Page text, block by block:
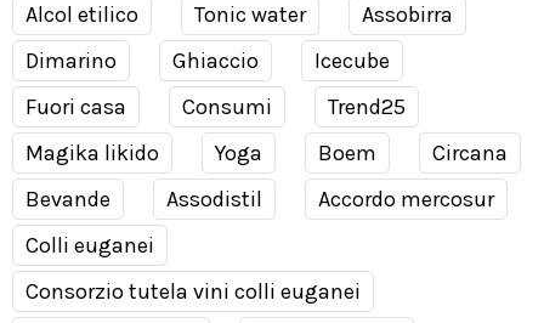
Alcol etilico
Tonic water
Assobirra
Dimarino
Ghiaccio
Icecube
Fuori casa
Consumi
Trend25
Magika likido
Yoga Boem
Circana
Bevande
Assodistil
Accordo mercosur
Colli euganei
Consorzio tutela vini colli euganei